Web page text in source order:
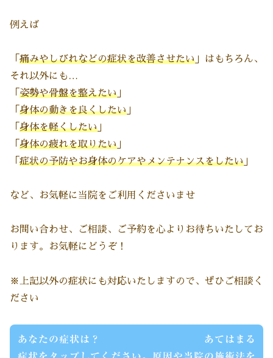
例えば
「 痛みやしびれなどの症状を改善させたい 」はもちろん、
それ以外にも…
「 姿勢や骨盤を整えたい 」
「 身体の動きを良くしたい 」
「 身体を軽くしたい 」
「 身体の疲れを取りたい 」
「 症状の予防やお身体のケアやメンテナンスをしたい 」
など、お気軽に当院をご利用くださいませ
お問い合わせ、ご相談、ご予約を心よりお待ちいたしてお
ります。お気軽にどうぞ！
※上記以外の症状にも対応いたしますので、ぜひご相談く
ださい
あなたの症状は？ あてはまる